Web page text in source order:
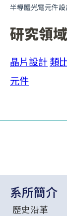
半導體光電元件
研究領域
晶片設計類
元件
系所簡介
歷史沿革